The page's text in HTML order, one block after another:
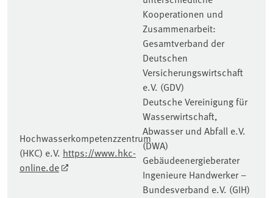
Hochwasserkompetenzzentrum
(HKC) e.V. https://www.hkc-
online.de
Kooperationen und
Zusammenarbeit:
Gesamtverband der
Deutschen
Versicherungswirtschaft
e.V. (GDV)
Deutsche Vereinigung für
Wasserwirtschaft,
Abwasser und Abfall e.V.
(DWA)
Gebäudeenergieberater
Ingenieure Handwerker –
Bundesverband e.V. (GIH)